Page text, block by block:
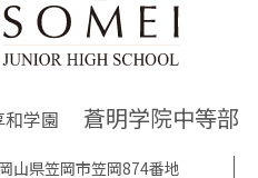
学園 蒼明学院中等部
山県笠岡市笠岡874番地